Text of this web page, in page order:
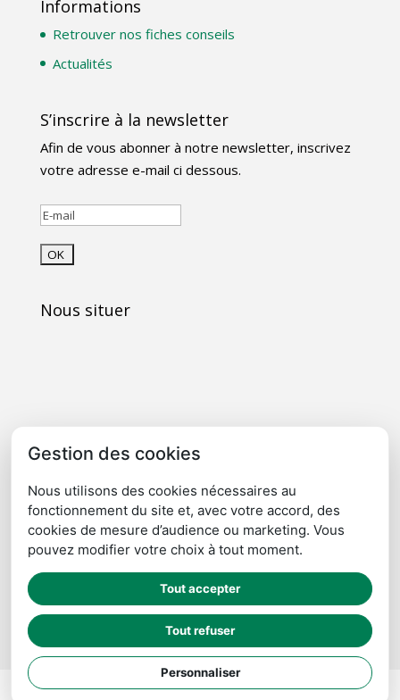
Informations
Retrouver nos fiches conseils
Actualités
S’inscrire à la newsletter
Afin de vous abonner à notre newsletter, inscrivez
votre adresse e-mail ci dessous.
Nous situer
Cliquez ici pour agrandir
Imaginarium Vichy⚷
Gestion des cookies
Nous utilisons des cookies nécessaires au
fonctionnement du site et, avec votre accord, des
cookies de mesure d’audience ou marketing. Vous
pouvez modifier votre choix à tout moment.
Tout accepter
Tout refuser
Personnaliser